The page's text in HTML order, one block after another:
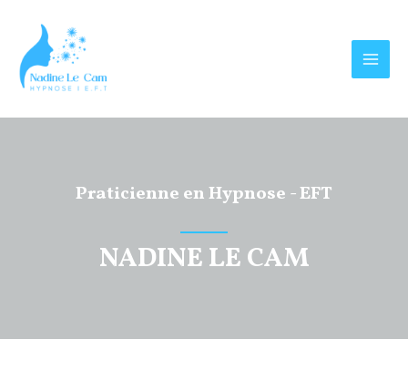
contenu
Praticienne en Hypnose - EFT
NADINE LE CAM